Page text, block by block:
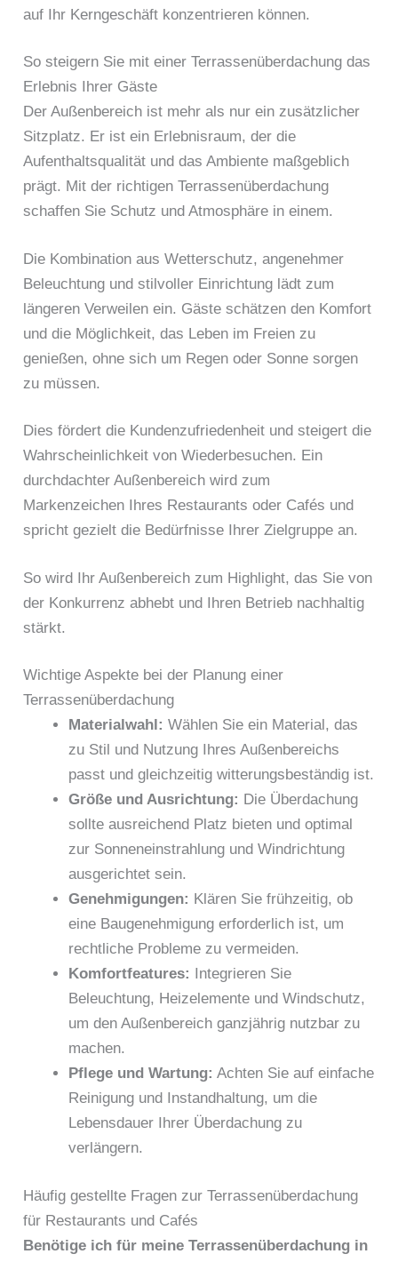
auf Ihr Kerngeschäft konzentrieren können.
So steigern Sie mit einer Terrassenüberdachung das
Erlebnis Ihrer Gäste
Der Außenbereich ist mehr als nur ein zusätzlicher
Sitzplatz. Er ist ein Erlebnisraum, der die
Aufenthaltsqualität und das Ambiente maßgeblich
prägt. Mit der richtigen Terrassenüberdachung
schaffen Sie Schutz und Atmosphäre in einem.
Die Kombination aus Wetterschutz, angenehmer
Beleuchtung und stilvoller Einrichtung lädt zum
längeren Verweilen ein. Gäste schätzen den Komfort
und die Möglichkeit, das Leben im Freien zu
genießen, ohne sich um Regen oder Sonne sorgen
zu müssen.
Dies fördert die Kundenzufriedenheit und steigert die
Wahrscheinlichkeit von Wiederbesuchen. Ein
durchdachter Außenbereich wird zum
Markenzeichen Ihres Restaurants oder Cafés und
spricht gezielt die Bedürfnisse Ihrer Zielgruppe an.
So wird Ihr Außenbereich zum Highlight, das Sie von
der Konkurrenz abhebt und Ihren Betrieb nachhaltig
stärkt.
Wichtige Aspekte bei der Planung einer
Terrassenüberdachung
Materialwahl: Wählen Sie ein Material, das
zu Stil und Nutzung Ihres Außenbereichs
passt und gleichzeitig witterungsbeständig ist.
Größe und Ausrichtung: Die Überdachung
sollte ausreichend Platz bieten und optimal
zur Sonneneinstrahlung und Windrichtung
ausgerichtet sein.
Genehmigungen: Klären Sie frühzeitig, ob
eine Baugenehmigung erforderlich ist, um
rechtliche Probleme zu vermeiden.
Komfortfeatures:
Integrieren Sie
Beleuchtung, Heizelemente und Windschutz,
um den Außenbereich ganzjährig nutzbar zu
machen.
Pflege und Wartung: Achten Sie auf einfache
Reinigung und Instandhaltung, um die
Lebensdauer Ihrer Überdachung zu
verlängern.
Häufig gestellte Fragen zur Terrassenüberdachung
für Restaurants und Cafés
Benötige ich für meine Terrassenüberdachung in